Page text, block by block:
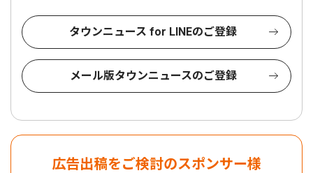
タウンニュース for LINEのご登録
メール版タウンニュースのご登録
広告出稿をご検討のスポンサー様